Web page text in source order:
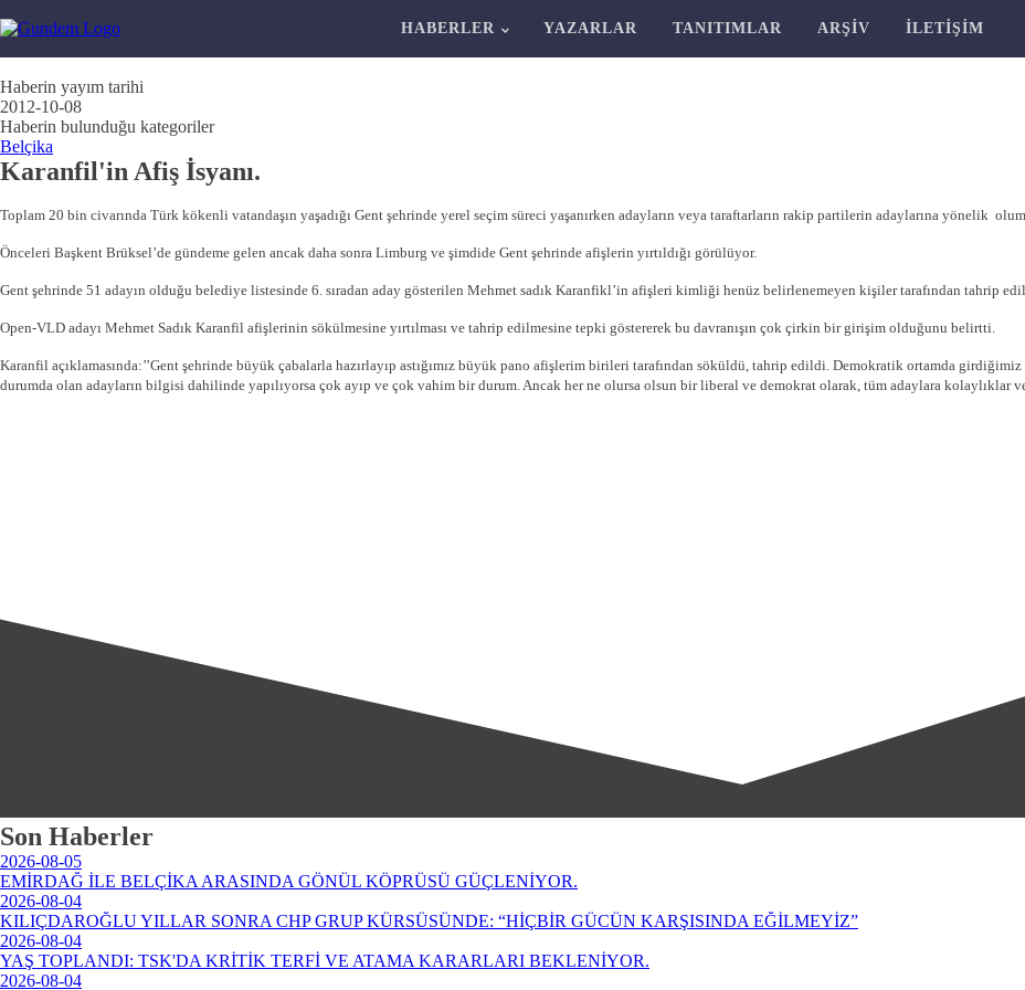
HABERLER YAZARLAR TANITIMLAR ARŞIV İLETIŞIM
Haberin yayım tarihi
2012-10-08
Haberin bulunduğu kategoriler
Belçika
Karanfil'in Afiş İsyanı.
Toplam 20 bin civarında Türk kökenli vatandaşın yaşadığı Gent şehrinde yerel seçim süreci yaşanırken adayların veya taraftarların rakip partilerin adaylarına yönelik
Önceleri Başkent Brüksel’de gündeme gelen ancak daha sonra Limburg ve şimdide Gent şehrinde afişlerin yırtıldığı görülüyor.
Gent şehrinde 51 adayın olduğu belediye listesinde 6. sıradan aday gösterilen Mehmet sadık Karanfikl’in afişleri kimliği henüz belirlenemeyen kişiler tarafından tahrip
Open-VLD adayı Mehmet Sadık Karanfil afişlerinin sökülmesine yırtılması ve tahrip edilmesine tepki göstererek bu davranışın çok çirkin bir girişim olduğunu belirtti.
Karanfil açıklamasında:’’Gent şehrinde büyük çabalarla hazırlayıp astığımız büyük pano afişlerim birileri tarafından söküldü, tahrip edildi. Demokratik ortamda
durumda olan adayların bilgisi dahilinde yapılıyorsa çok ayıp ve çok vahim bir durum. Ancak her ne olursa olsun bir liberal ve demokrat olarak, tüm adaylara kolaylıklar
Son Haberler
2026-08-05
EMİRDAĞ İLE BELÇİKA ARASINDA GÖNÜL KÖPRÜSÜ GÜÇLENİYOR.
2026-08-04
KILIÇDAROĞLU YILLAR SONRA CHP GRUP KÜRSÜSÜNDE: “HİÇBİR GÜCÜN KARŞISINDA EĞİLMEYİZ”
2026-08-04
YAŞ TOPLANDI: TSK'DA KRİTİK TERFİ VE ATAMA KARARLARI BEKLENİYOR.
2026-08-04